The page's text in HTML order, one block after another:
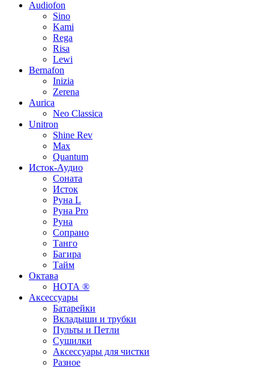
Audiofon
Sino
Kami
Rega
Risa
Lewi
Bernafon
Inizia
Zerena
Aurica
Neo Classica
Unitron
Shine Rev
Max
Quantum
Исток-Аудио
Соната
Исток
Руна L
Руна Pro
Руна
Сопрано
Танго
Багира
Тайм
Октава
НОТА ®
Аксессуары
Батарейки
Вкладыши и трубки
Пульты и Петли
Сушилки
Аксессуары для чистки
Разное